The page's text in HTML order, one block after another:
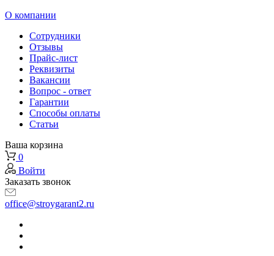
О компании
Сотрудники
Отзывы
Прайс-лист
Реквизиты
Вакансии
Вопрос - ответ
Гарантии
Способы оплаты
Статьи
Ваша корзина
0
Войти
Заказать звонок
office@stroygarant2.ru